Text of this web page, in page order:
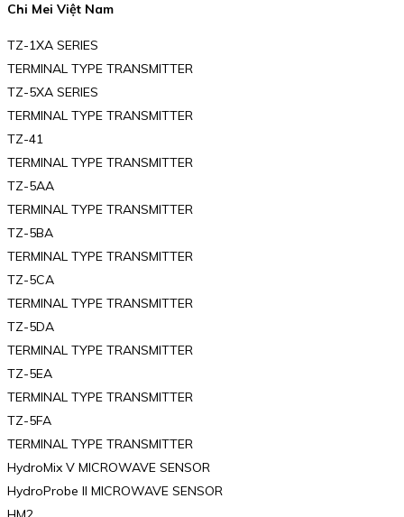
Chi Mei Việt Nam
TZ-1XA SERIES
TERMINAL TYPE TRANSMITTER
TZ-5XA SERIES
TERMINAL TYPE TRANSMITTER
TZ-41
TERMINAL TYPE TRANSMITTER
TZ-5AA
TERMINAL TYPE TRANSMITTER
TZ-5BA
TERMINAL TYPE TRANSMITTER
TZ-5CA
TERMINAL TYPE TRANSMITTER
TZ-5DA
TERMINAL TYPE TRANSMITTER
TZ-5EA
TERMINAL TYPE TRANSMITTER
TZ-5FA
TERMINAL TYPE TRANSMITTER
HydroMix V MICROWAVE SENSOR
HydroProbe II MICROWAVE SENSOR